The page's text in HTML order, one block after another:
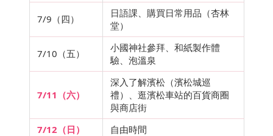
7/9（四）
日語課、購買日常用品（杏林
堂）
7/10（五）
小國神社參拜、和紙製作體
驗、泡溫泉
7/11（六）
深入了解濱松（濱松城巡
禮）、逛濱松車站的百貨商圈
與商店街
7/12（日）
自由時間